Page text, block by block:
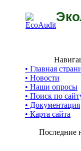
• Главная
• Новости
• Наши опросы
• Поиск по
• Документация
• Карта сайта
Последние